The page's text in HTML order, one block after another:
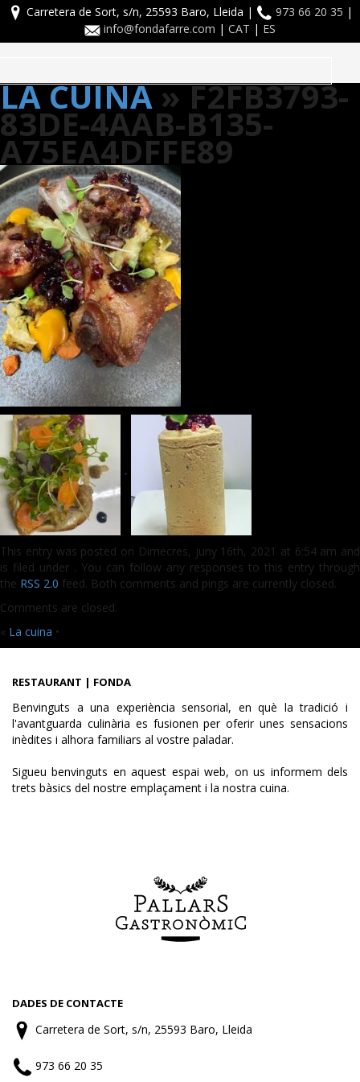
Carretera de Sort, s/n, 25593 Baro, Lleida | 973 66 20 35 |
info@fondafarre.com | CAT | ES
navigation
LA CUINA» F2FB3793-
83DE-4AAB-B135-
A75EA4DFFE89
•
This entry was posted on Dimecres, juny 16th, 2021 at 6:54 am and
is filed under . You can follow any responses to this entry through
the RSS 2.0 feed. Both comments and pings are currently closed.
Comments are closed.
« La cuina •
RESTAURANT | FONDA
Benvinguts a una experiència sensorial, en què la tradició i
l'avantguarda culinària es fusionen per oferir unes sensacions
inèdites i alhora familiars al vostre paladar.
Sigueu benvinguts en aquest espai web, on us informem dels
trets bàsics del nostre emplaçament i la nostra cuina.
DADES DE CONTACTE
Carretera de Sort, s/n, 25593 Baro, Lleida
973 66 20 35